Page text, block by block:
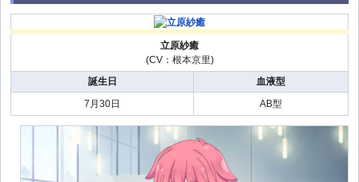
立原紗癒
(CV：根本京里)
誕生日
血液型
7月30日
AB型